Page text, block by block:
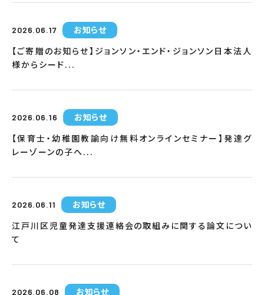
2026.06.17
お知らせ
【ご寄贈のお知らせ】ジョンソン・エンド・ジョンソン日本法人
様からシード...
2026.06.16
お知らせ
【保育士・幼稚園教諭向け無料オンラインセミナー】発達グ
レーゾーンの子へ...
2026.06.11
お知らせ
江戸川区児童発達支援連絡会の取組みに関する論文につい
て
2026.06.08
お知らせ